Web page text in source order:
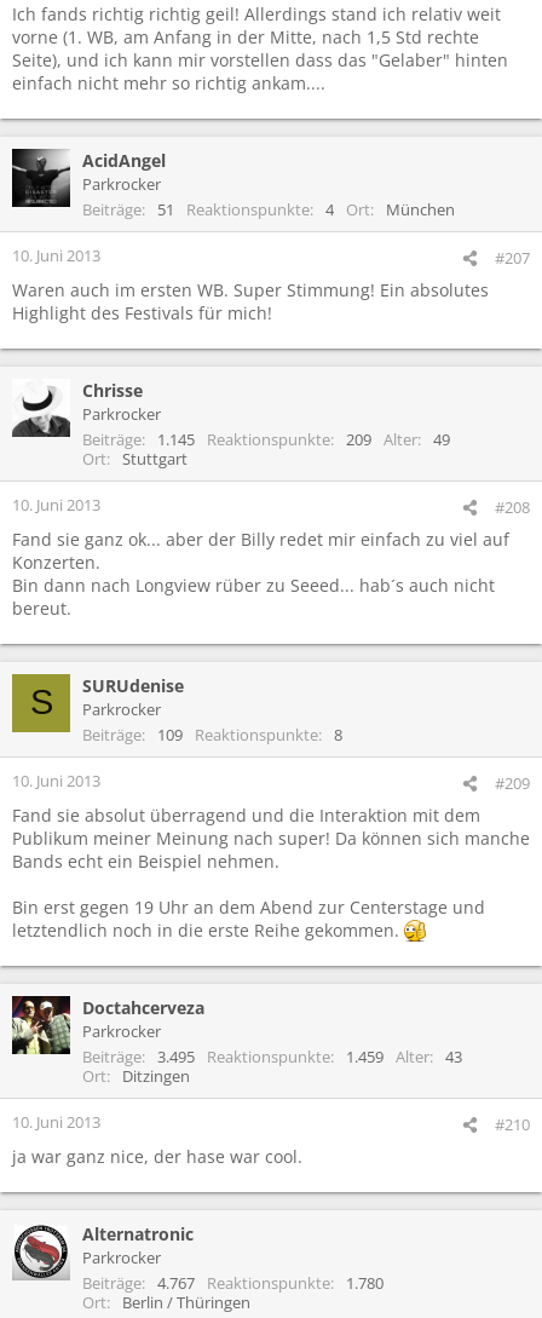
Ich fands richtig richtig geil! Allerdings stand ich relativ weit
vorne (1. WB, am Anfang in der Mitte, nach 1,5 Std rechte
Seite), und ich kann mir vorstellen dass das "Gelaber" hinten
einfach nicht mehr so richtig ankam....
AcidAngel
Parkrocker
Beiträge
51 Reaktionspunkte 4 Ort München
10. Juni 2013 #207
Waren auch im ersten WB. Super Stimmung! Ein absolutes
Highlight des Festivals für mich!
Chrisse
Parkrocker
Beiträge
1.145 Reaktionspunkte 209 Alter
49
Ort
Stuttgart
10. Juni 2013 #208
Fand sie ganz ok... aber der Billy redet mir einfach zu viel auf
Konzerten.
Bin dann nach Longview rüber zu Seeed... hab´s auch nicht
bereut.
S SURUdenise
Parkrocker
Beiträge
109 Reaktionspunkte 8
10. Juni 2013 #209
Fand sie absolut überragend und die Interaktion mit dem
Publikum meiner Meinung nach super! Da können sich manche
Bands echt ein Beispiel nehmen.
Bin erst gegen 19 Uhr an dem Abend zur Centerstage und
letztendlich noch in die erste Reihe gekommen.
Doctahcerveza
Parkrocker
Beiträge
3.495 Reaktionspunkte 1.459 Alter
43
Ort
Ditzingen
10. Juni 2013 #210
ja war ganz nice, der hase war cool.
Alternatronic
Parkrocker
Beiträge
4.767 Reaktionspunkte
1.780
Ort
Berlin / Thüringen